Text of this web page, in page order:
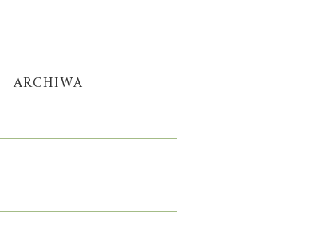
ARCHIWA